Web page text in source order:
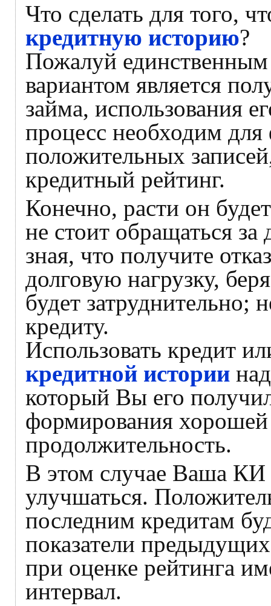
Что сделать для того,
кредитную историю?
Пожалуй
вариантом является
займа, использования
процесс необходим
положительных
кредитный рейтинг.
Конечно, расти он
не стоит обращаться
зная, что получите
долговую нагрузку,
будет затруднительно;
кредиту.
Использовать кредит
кредитной истории
который Вы его
формирования
продолжительность.
В этом случае Ваша КИ
улучшаться.
последним кредитам
показатели
при оценке рейтинга
интервал.